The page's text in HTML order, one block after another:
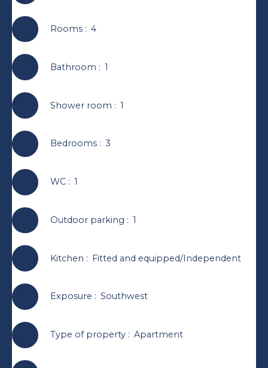
Rooms: 4
Bathroom : 1
Shower room : 1
Bedrooms: 3
WC: 1
Outdoor parking : 1
Kitchen : Fitted and equipped/Independent
Exposure : Southwest
Type of property: Apartment